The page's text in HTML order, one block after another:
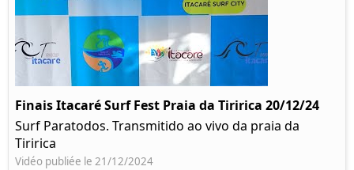
Finais Itacaré Surf Fest Praia da Tiririca 20/12/24
Surf Paratodos. Transmitido ao vivo da praia da
Tiririca
Vidéo publiée le 21/12/2024